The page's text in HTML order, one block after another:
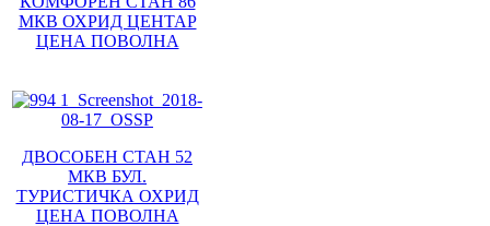
МКВ ОХРИД ЦЕНТАР
ЦЕНА ПОВОЛНА
ДВОСОБЕН СТАН 52
МКВ БУЛ.
ТУРИСТИЧКА ОХРИД
ЦЕНА ПОВОЛНА